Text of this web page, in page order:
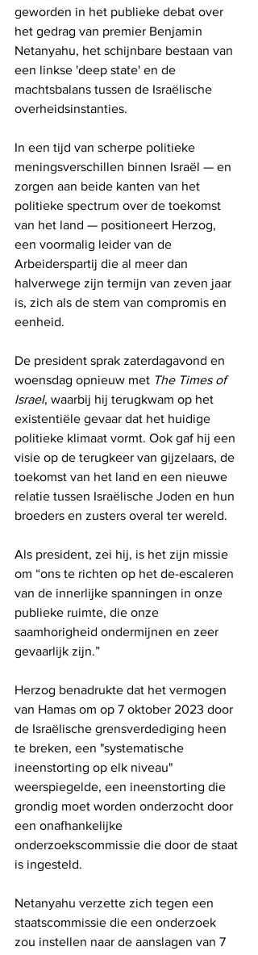
geworden in het publieke debat over
het gedrag van premier Benjamin
Netanyahu, het schijnbare bestaan ​​van
een linkse 'deep state' en de
machtsbalans tussen de Israëlische
overheidsinstanties.
In een tijd van scherpe politieke
meningsverschillen binnen Israël — en
zorgen aan beide kanten van het
politieke spectrum over de toekomst
van het land — positioneert Herzog,
een voormalig leider van de
Arbeiderspartij die al meer dan
halverwege zijn termijn van zeven jaar
is, zich als de stem van compromis en
eenheid.
De president sprak zaterdagavond en
woensdag opnieuw met The Times of
Israel, waarbij hij terugkwam op het
existentiële gevaar dat het huidige
politieke klimaat vormt. Ook gaf hij een
visie op de terugkeer van gijzelaars, de
toekomst van het land en een nieuwe
relatie tussen Israëlische Joden en hun
broeders en zusters overal ter wereld.
Als president, zei hij, is het zijn missie
om “ons te richten op het de-escaleren
van de innerlijke spanningen in onze
publieke ruimte, die onze
saamhorigheid ondermijnen en zeer
gevaarlijk zijn.”
Herzog benadrukte dat het vermogen
van Hamas om op 7 oktober 2023 door
de Israëlische grensverdediging heen
te breken, een "systematische
ineenstorting op elk niveau"
weerspiegelde, een ineenstorting die
grondig moet worden onderzocht door
een onafhankelijke
onderzoekscommissie die door de staat
is ingesteld.
Netanyahu verzette zich tegen een
staatscommissie die een onderzoek
zou instellen naar de aanslagen van 7